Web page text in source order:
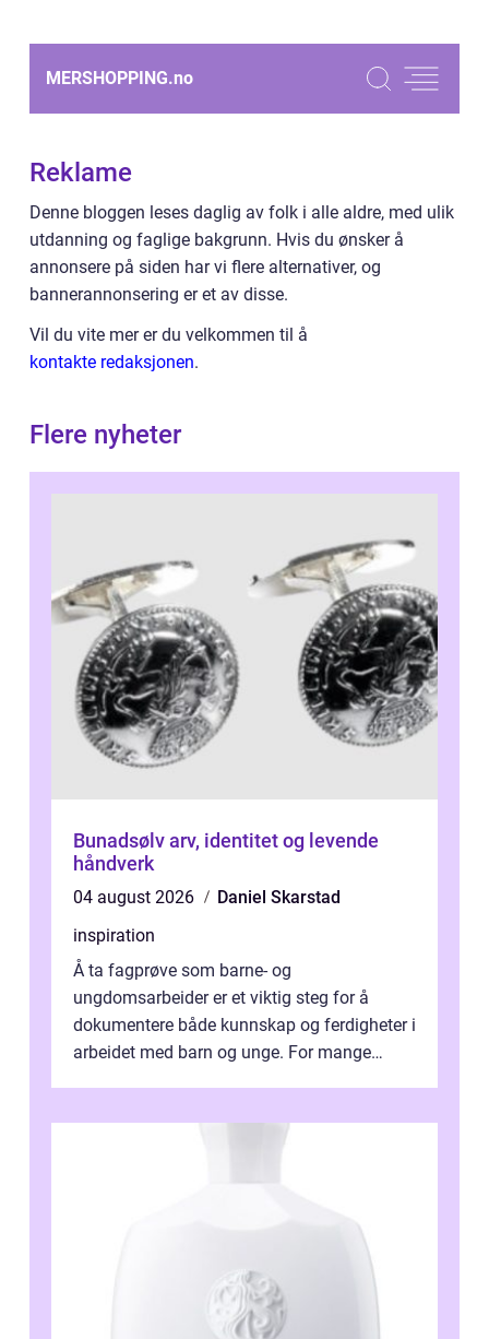
MERSHOPPING.no
Reklame
Denne bloggen leses daglig av folk i alle aldre, med ulik
utdanning og faglige bakgrunn. Hvis du ønsker å
annonsere på siden har vi flere alternativer, og
bannerannonsering er et av disse.
Vil du vite mer er du velkommen til å
kontakte redaksjonen.
Flere nyheter
Bunadsølv arv, identitet og levende
håndverk
04 august 2026
Daniel Skarstad
inspiration
Å ta fagprøve som barne- og
ungdomsarbeider er et viktig steg for å
dokumentere både kunnskap og ferdigheter i
arbeidet med barn og unge. For mange